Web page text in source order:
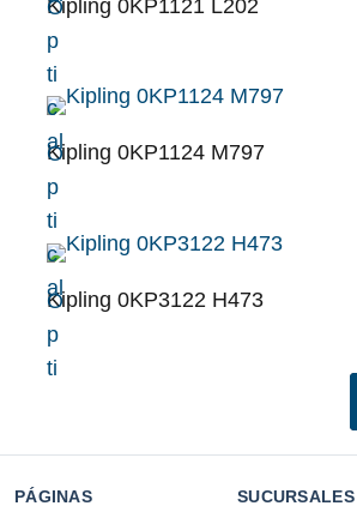
O
p
ti
c
al
Kipling 0KP1121 L202
O
p
ti
c
al
Kipling 0KP1124 M797
O
p
ti
Kipling 0KP3122 H473
PÁGINAS SUCURSALES